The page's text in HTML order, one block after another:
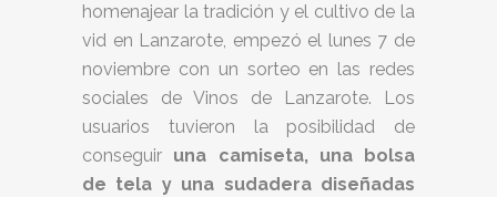
homenajear la tradición y el cultivo de la
vid en Lanzarote, empezó el lunes 7 de
noviembre con un sorteo en las redes
sociales de Vinos de Lanzarote. Los
usuarios tuvieron la posibilidad de
conseguir una camiseta, una bolsa
de tela y una sudadera diseñadas